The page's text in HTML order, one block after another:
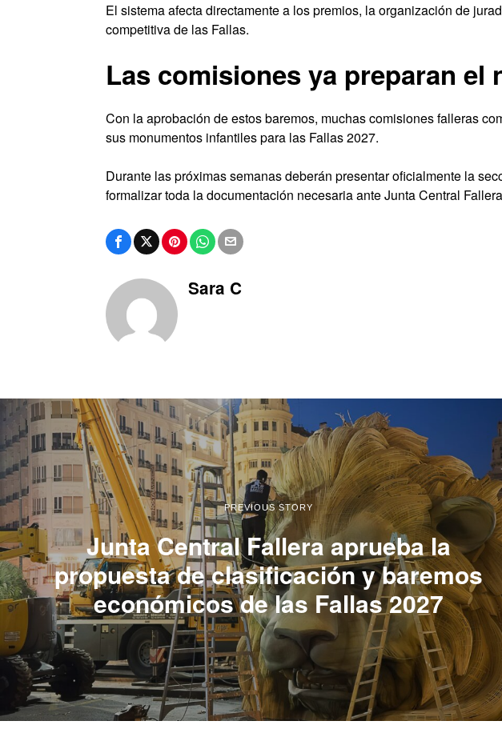
El sistema afecta directamente a los premios, la organización de
competitiva de las Fallas.
Las comisiones ya preparan el
Con la aprobación de estos baremos, muchas comisiones falleras
sus monumentos infantiles para las Fallas 2027.
Durante las próximas semanas deberán presentar oficialmente la
formalizar toda la documentación necesaria ante Junta Central
Sara C
PREVIOUS STORY
Junta Central Fallera aprueba la
propuesta de clasificación y baremos
económicos de las Fallas 2027